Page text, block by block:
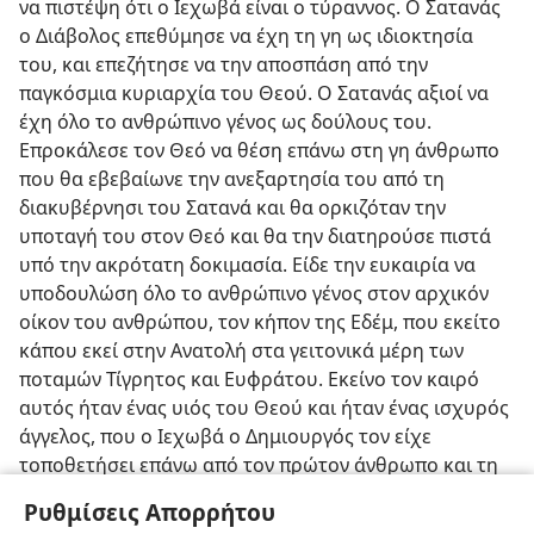
Ρυθμίσεις Απορρήτου
να πιστέψη ότι ο Ιεχωβά είναι ο τύραννος. Ο Σατανάς
ο Διάβολος επεθύμησε να έχη τη γη ως ιδιοκτησία
του, και επεζήτησε να την αποσπάση από την
παγκόσμια κυριαρχία του Θεού. Ο Σατανάς αξιοί να
έχη όλο το ανθρώπινο γένος ως δούλους του.
Επροκάλεσε τον Θεό να θέση επάνω στη γη άνθρωπο
που θα εβεβαίωνε την ανεξαρτησία του από τη
διακυβέρνησι του Σατανά και θα ορκιζόταν την
υποταγή του στον Θεό και θα την διατηρούσε πιστά
υπό την ακρότατη δοκιμασία. Είδε την ευκαιρία να
υποδουλώση όλο το ανθρώπινο γένος στον αρχικόν
οίκον του ανθρώπου, τον κήπον της Εδέμ, που εκείτο
κάπου εκεί στην Ανατολή στα γειτονικά μέρη των
ποταμών Τίγρητος και Ευφράτου. Εκείνο τον καιρό
αυτός ήταν ένας υιός του Θεού και ήταν ένας ισχυρός
άγγελος, που ο Ιεχωβά ο Δημιουργός τον είχε
τοποθετήσει επάνω από τον πρώτον άνθρωπο και τη
28:13-18) Αποκτώντας εξουσία επάνω στους πρώτους